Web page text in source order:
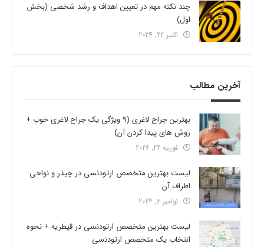
چند نکته مهم در تعیین اهداف و رشد شخصی (بخش
اول)
اکتبر 22, 2024
آخرین مطالب
بهترین جراح لاغری (9 ویژگی یک جراح لاغری خوب +
روش های پیدا کردن آن)
فوریه 22, 2026
لیست بهترین متخصص ارتودنسی در چیذر و نواحی
اطراف آن
نوامبر 6, 2024
لیست بهترین متخصص ارتودنسی در قیطریه + نحوه
انتخاب یک متخصص ارتودنسی